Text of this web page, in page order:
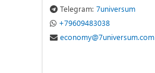
Telegram: 7universum
+79609483038
economy@7universum.com